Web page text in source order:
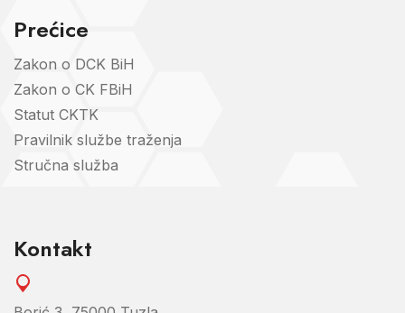
Prećice
Zakon o DCK BiH
Zakon o CK FBiH
Statut CKTK
Pravilnik službe traženja
Stručna služba
Kontakt